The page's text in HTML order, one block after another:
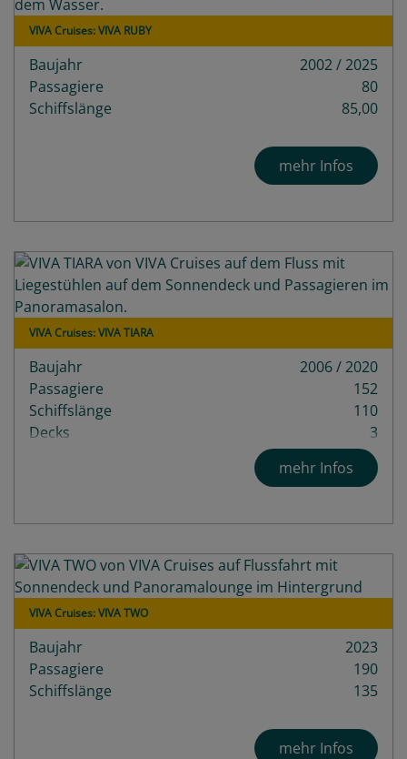
VIVA Cruises: VIVA RUBY
Baujahr
2002 / 2025
Passagiere
80
Schiffslänge
85,00
mehr Infos
VIVA Cruises: VIVA TIARA
Baujahr
2006 / 2020
Passagiere
152
Schiffslänge
110
Decks
3
mehr Infos
VIVA Cruises: VIVA TWO
Baujahr
2023
Passagiere
190
Schiffslänge
135
mehr Infos